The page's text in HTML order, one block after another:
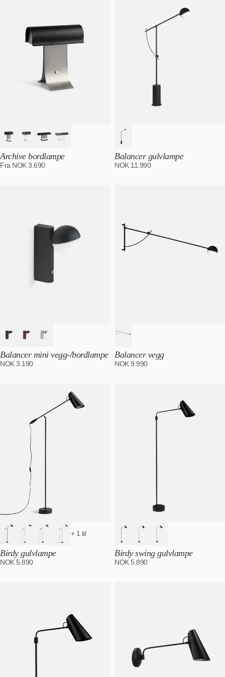
Archive bordlampe
Fra NOK3.690
Balancer gulvlampe
NOK 11.990
Balancer mini vegg-/bordlampe
NOK3.190
Balancer vegg
NOK9.990
+ 1 til
Birdy gulvlampe
NOK 5.890
Birdy swing gulvlampe
NOK 5.890